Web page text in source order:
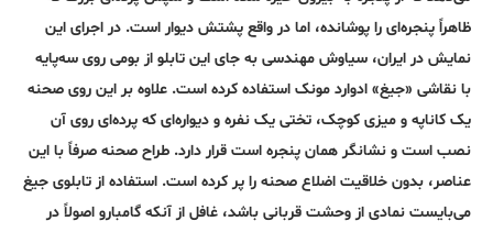
ظاهراً پنجره‌ای را پوشانده، اما در واقع پشتش دیوار است. در اجرای این
نمایش در ایران، سیاوش مهندسی به جای این تابلو از بومی روی سه‌پایه
با نقاشی «جیغ» ادوارد مونک استفاده کرده است. علاوه بر این روی صحنه
یک کاناپه و میزی کوچک، تختی یک نفره و دیواره‌‌ای که پرده‌ای روی آن
نصب است و نشانگر همان پنجره است قرار دارد. طراح صحنه صرفاً با این
عناصر، بدون خلاقیت اضلاع صحنه را پر کرده است. استفاده از تابلوی جیغ
می‌بایست نمادی از وحشت قربانی باشد، غافل از آنکه گامبارو اصولاً در